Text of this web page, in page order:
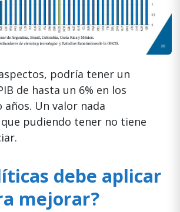
podría tener un
de hasta un 6% en los
Un valor nada
pudiendo tener no tiene
debe aplicar
mejorar?